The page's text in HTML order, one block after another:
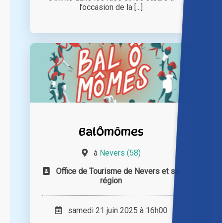
l’occasion de la [...]
BalÔmômes
à Nevers (58)
Office de Tourisme de Nevers et sa
région
samedi 21 juin 2025 à 16h00